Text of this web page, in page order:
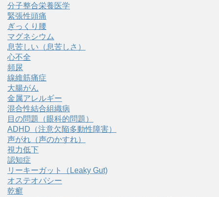
分子整合栄養医学
緊張性頭痛
ぎっくり腰
マグネシウム
息苦しい（息苦しさ）
心不全
頻尿
線維筋痛症
大腸がん
金属アレルギー
混合性結合組織病
目の問題（眼科的問題）
ADHD（注意欠陥多動性障害）
声がれ（声のかすれ）
視力低下
認知症
リーキーガット（Leaky Gut)
オステオパシー
乾癬